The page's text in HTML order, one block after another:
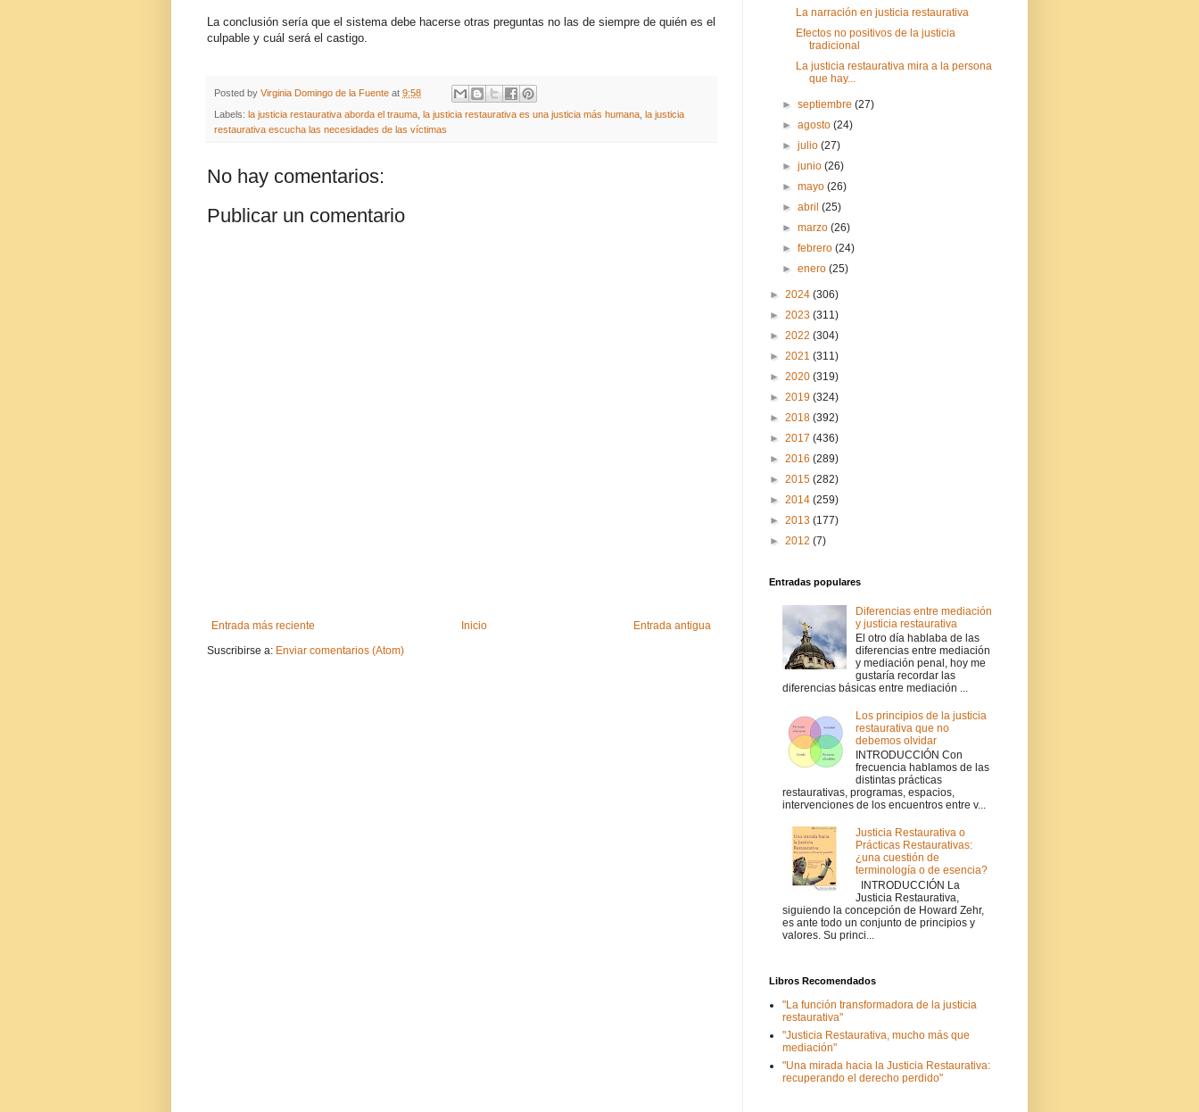
La conclusión sería que el sistema debe hacerse otras preguntas no las de siempre de quién es el
culpable y cuál será el castigo.
Posted by Virginia Domingo de la Fuente at 9:58
Labels: la justicia restaurativa aborda el trauma la justicia restaurativa es una justicia más humana
la justicia
restaurativa escucha las necesidades de las víctimas
No hay comentarios:
Publicar un comentario
Entrada más reciente Entrada antigua
Inicio
Suscribirse a: Enviar comentarios (Atom)
La narración en justicia restaurativa
Efectos no positivos de la justicia
tradicional
La justicia restaurativa mira a la persona
que hay...
►septiembre(27)
►agosto(24)
►julio(27)
►junio(26)
►mayo(26)
►abril(25)
►marzo(26)
►febrero(24)
►enero(25)
► 2024 (306)
► 2023 (311)
► 2022 (304)
► 2021 (311)
► 2020 (319)
► 2019 (324)
► 2018 (392)
► 2017 (436)
► 2016 (289)
► 2015 (282)
► 2014 (259)
► 2013 (177)
► 2012 (7)
Entradas populares
Diferencias entre mediación
y justicia restaurativa
El otro día hablaba de las
diferencias entre mediación
y mediación penal, hoy me
gustaría recordar las
diferencias básicas entre mediación ...
Los principios de la justicia
restaurativa que no
debemos olvidar
INTRODUCCIÓN Con
frecuencia hablamos de las
distintas prácticas
restaurativas, programas, espacios,
intervenciones de los encuentros entre v...
Justicia Restaurativa o
Prácticas Restaurativas:
¿una cuestión de
terminología o de esencia?
INTRODUCCIÓN La
Justicia Restaurativa,
siguiendo la concepción de Howard Zehr,
es ante todo un conjunto de principios y
valores. Su princi...
Libros Recomendados
"La función transformadora de la justicia
restaurativa"
"Justicia Restaurativa, mucho más que
mediación"
"Una mirada hacia la Justicia Restaurativa:
recuperando el derecho perdido"